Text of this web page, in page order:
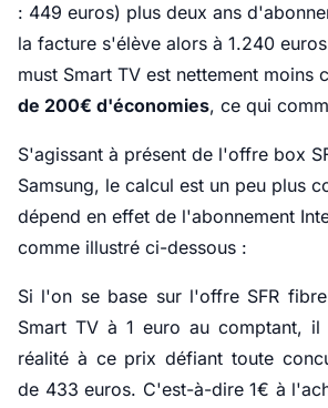
: 449 euros) plus deux ans
la facture s'élève alors à 1.240
must Smart TV est nettement moins
de 200€ d'économies, ce qui
S'agissant à présent de l'offre box
Samsung, le calcul est un peu plus
dépend en effet de l'abonnement
comme illustré ci-dessous :
Si l'on se base sur l'offre SFR
Smart TV à 1 euro au comptant, il
réalité à ce prix défiant toute
de 433 euros. C'est-à-dire 1€ à